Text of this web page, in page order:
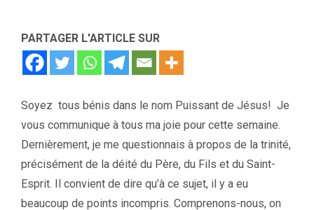
PARTAGER L'ARTICLE SUR
Soyez tous bénis dans le nom Puissant de Jésus! Je
vous communique à tous ma joie pour cette semaine.
Dernièrement, je me questionnais à propos de la trinité,
précisément de la déité du Père, du Fils et du Saint-
Esprit. Il convient de dire qu’à ce sujet, il y a eu
beaucoup de points incompris. Comprenons-nous, on